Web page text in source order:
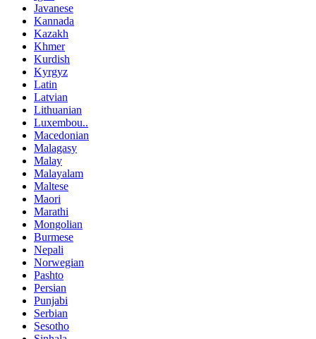
Javanese
Kannada
Kazakh
Khmer
Kurdish
Kyrgyz
Latin
Latvian
Lithuanian
Luxembou..
Macedonian
Malagasy
Malay
Malayalam
Maltese
Maori
Marathi
Mongolian
Burmese
Nepali
Norwegian
Pashto
Persian
Punjabi
Serbian
Sesotho